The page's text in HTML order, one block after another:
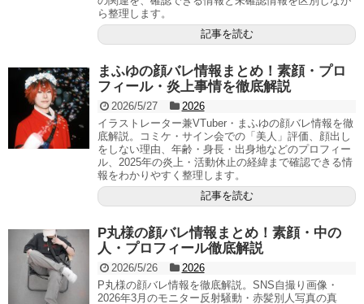
ら整理します。
記事を読む
まふゆの顔バレ情報まとめ！素顔・プロ
フィール・炎上事情を徹底解説
2026/5/27
2026
イラストレーター兼VTuber・まふゆの顔バレ情報を徹
底解説。コミケ・サイン会での「美人」評価、顔出し
をしない理由、年齢・身長・出身地などのプロフィー
ル、2025年の炎上・活動休止の経緯まで確認できる情
報をわかりやすく整理します。
記事を読む
P丸様の顔バレ情報まとめ！素顔・中の
人・プロフィール徹底解説
2026/5/26
2026
P丸様の顔バレ情報を徹底解説。SNS自撮り画像・
2026年3月のモニター反射騒動・赤髪別人写真の真